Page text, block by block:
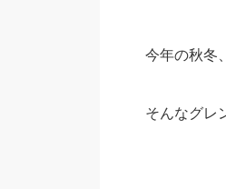
今年の秋冬
そんなグレ